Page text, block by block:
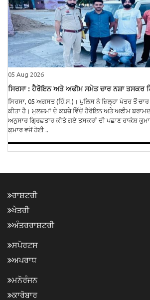
05 Aug 2026
ਸਿਰਸਾ : ਹੈਰੋਇਨ ਅਤੇ ਅਫੀਮ ਸਮੇਤ ਚਾਰ ਨਸ਼ਾ ਤਸਕਰ
ਸਿਰਸਾ, 05 ਅਗਸਤ (ਹਿੰ.ਸ.)। ਪੁਲਿਸ ਨੇ ਜ਼ਿਲ੍ਹਾ ਖੇਤਰ ਤੋਂ
ਕੀਤਾ ਹੈ। ਮੁਲਜ਼ਮਾਂ ਦੇ ਕਬਜ਼ੇ ਵਿੱਚੋਂ ਹੈਰੋਇਨ ਅਤੇ ਅਫੀਮ
ਅਨੁਸਾਰ ਗ੍ਰਿਫ਼ਤਾਰ ਕੀਤੇ ਗਏ ਤਸਕਰਾਂ ਦੀ ਪਛਾਣ ਰਾਕੇਸ਼
ਕੁਮਾਰ ਵਜੋਂ ਹੋਈ ..
ਰਾਸ਼ਟਰੀ
ਖੇਤਰੀ
ਅੰਤਰਰਾਸ਼ਟਰੀ
ਸਪੋਰਟਸ
ਅਪਰਾਧ
ਮਨੋਰੰਜਨ
ਕਾਰੋਬਾਰ